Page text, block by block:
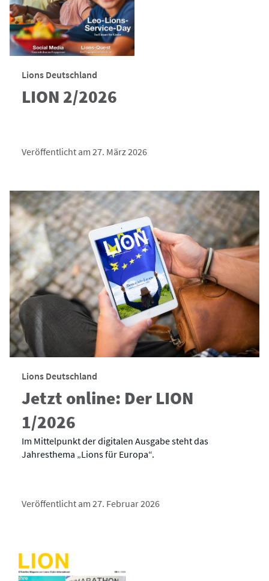
Lions Deutschland
LION 2/2026
Veröffentlicht am 27. März 2026
Lions Deutschland
Jetzt online: Der LION
1/2026
Im Mittelpunkt der digitalen Ausgabe steht das
Jahresthema „Lions für Europa“.
Veröffentlicht am 27. Februar 2026